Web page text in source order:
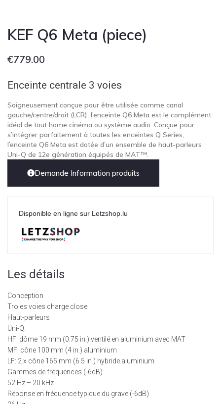
KEF Q6 Meta (piece)
€779.00
Enceinte centrale 3 voies
Soigneusement conçue pour être utilisée comme canal
gauche/centre/droit (LCR), l’enceinte Q6 Meta est le complément
idéal de tout home cinéma ou système audio. Conçue pour
s’intégrer parfaitement à toutes les enceintes Q Series,
l’enceinte Q6 Meta est dotée d’un ensemble de haut-parleurs
Uni-Q de 12e génération équipés de MAT™.
Demande Information produits
Disponible en ligne sur Letzshop.lu
Les détails
Conception
Troies voies charge close
Haut-parleurs
Uni-Q:
HF: dôme 19 mm (0.75 in.) ventilé en aluminium avec MAT
MF: cône 100 mm (4 in.) aluminium
LF: 2 x cône 165 mm (6.5 in.) hybride aluminium
Gammes de fréquences (-6dB)
52 Hz – 20 kHz
Réponse en fréquence typique du grave (-6dB)